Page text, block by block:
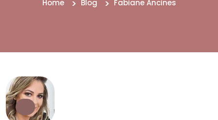
Home Blog Fabiane Ancines